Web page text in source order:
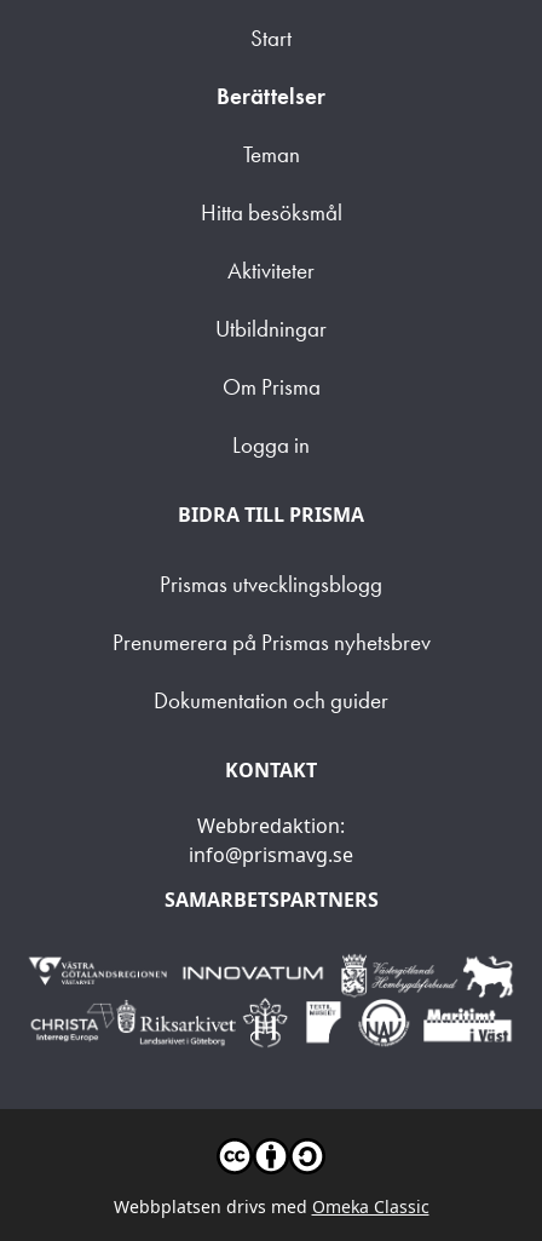
Start
Berättelser
Teman
Hitta besöksmål
Aktiviteter
Utbildningar
Om Prisma
Logga in
BIDRA TILL PRISMA
Prismas utvecklingsblogg
Prenumerera på Prismas nyhetsbrev
Dokumentation och guider
KONTAKT
Webbredaktion:
info@prismavg.se
SAMARBETSPARTNERS
Webbplatsen drivs med Omeka Classic